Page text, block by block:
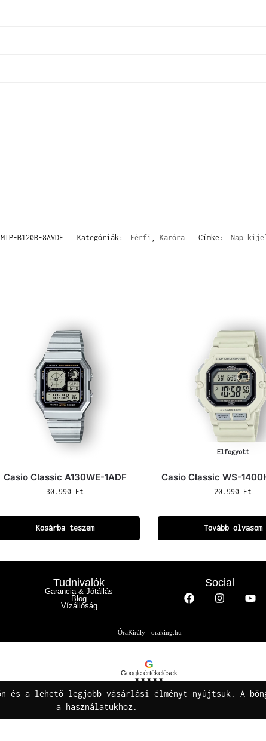
MTP-B120B-8AVDF Kategóriák: Férfi , Karóra Címke: Nap
Casio Classic A130WE-1ADF
30.990 Ft
Kosárba teszem
Elfogyott
Casio Classic WS-
20.990 Ft
Tovább olvasom
Tudnivalók
Garancia & Jótállás
Blog
Vízállóság
Social
ÓraKirály - oraking.hu
G
Google értékelések
★★★★★
Buza Gáspár E.V.